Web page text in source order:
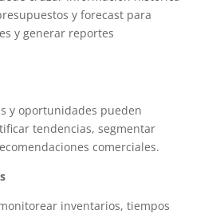
y forecast para
y generar reportes
y oportunidades pueden
tendencias, segmentar
comerciales.
inventarios, tiempos